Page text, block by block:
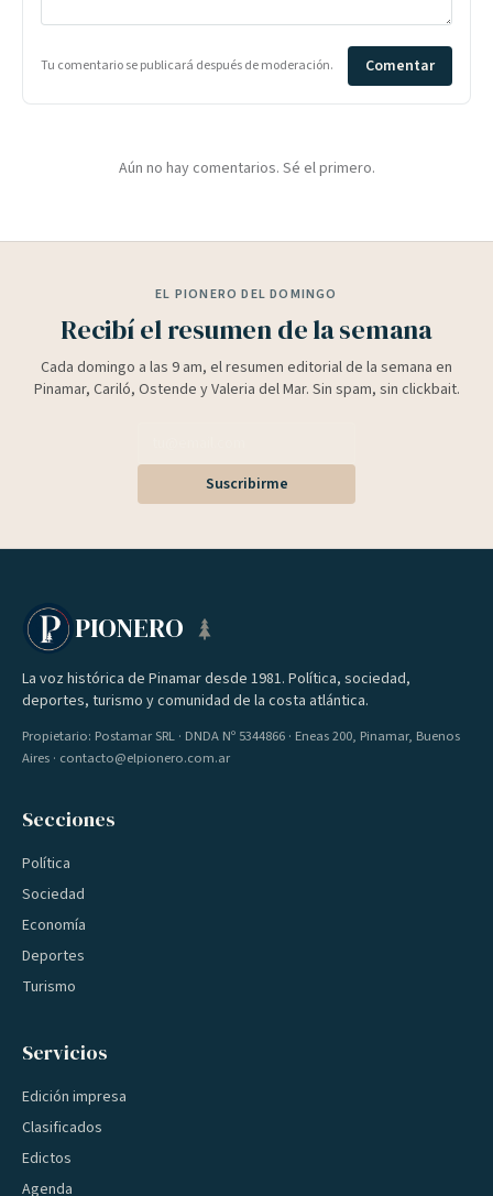
Tu comentario se publicará después de moderación. Comentar
Aún no hay comentarios. Sé el primero.
EL PIONERO DEL DOMINGO
Recibí el resumen de la semana
Cada domingo a las 9 am, el resumen editorial de la semana en
Pinamar, Cariló, Ostende y Valeria del Mar. Sin spam, sin clickbait.
Suscribirme
PIONERO
La voz histórica de Pinamar desde 1981. Política, sociedad,
deportes, turismo y comunidad de la costa atlántica.
Propietario: Postamar SRL · DNDA Nº 5344866 · Eneas 200, Pinamar, Buenos
Aires · contacto@elpionero.com.ar
Secciones
Política
Sociedad
Economía
Deportes
Turismo
Servicios
Edición impresa
Clasificados
Edictos
Agenda